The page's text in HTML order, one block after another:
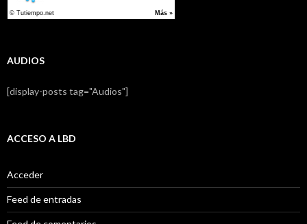
AUDIOS
[display-posts tag="Audios"]
ACCESO A LBD
Acceder
Feed de entradas